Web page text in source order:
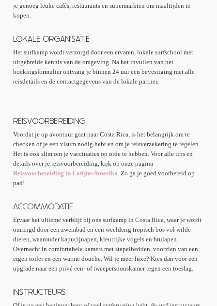
je genoeg leuke cafés, restaurants en supermarkten om maaltijden te
kopen.
LOKALE ORGANISATIE
Het surfkamp wordt verzorgd door een ervaren, lokale surfschool met
uitgebreide kennis van de omgeving. Na het invullen van het
boekingsformulier ontvang je binnen 24 uur een bevestiging met alle
reisdetails en de contactgegevens van de lokale partner.
REISVOORBEREIDING
Voordat je op avontuur gaat naar Costa Rica, is het belangrijk om te
checken of je een visum nodig hebt en om je reisverzekering te regelen.
Het is ook slim om je vaccinaties op orde te hebben. Voor alle tips en
details over je reisvoorbereiding, kijk op onze pagina
Reisvoorbereiding in Latijns-Amerika. Zo ga je goed voorbereid op
pad!
ACCOMMODATIE
Ervaar het ultieme verblijf bij ons surfkamp in Costa Rica, waar je wordt
omringd door een zwembad en een weelderig tropisch bos vol wilde
dieren, waaronder kapucijnapen, kleurrijke vogels en brulapen.
Overnacht in comfortabele kamers met stapelbedden, voorzien van een
eigen toilet en een warme douche. Wil je meer luxe? Kies dan voor een
upgrade naar een privé een- of tweepersoonskamer tegen een toeslag.
INSTRUCTEURS